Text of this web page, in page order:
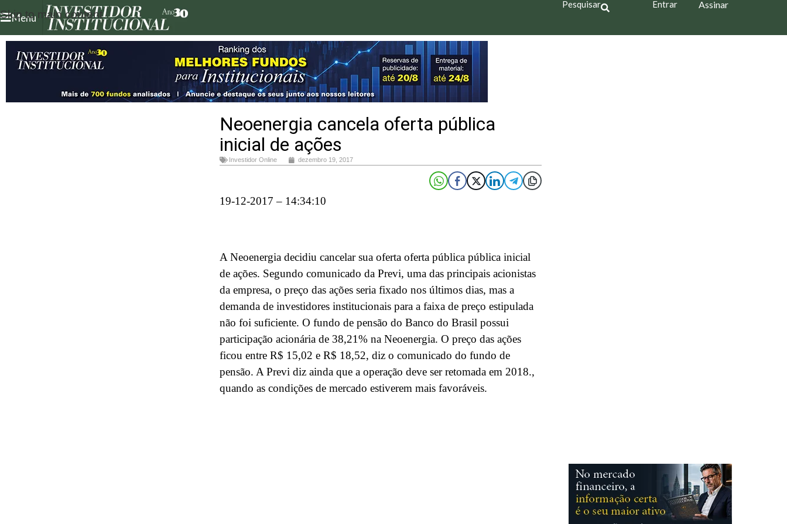
Skip to main content
Menu
Pesquisar Entrar Assinar
Neoenergia cancela oferta pública
inicial de ações
Investidor Online dezembro 19, 2017
19-12-2017 – 14:34:10
A Neoenergia decidiu cancelar sua oferta oferta pública pública inicial
de ações. Segundo comunicado da Previ, uma das principais acionistas
da empresa, o preço das ações seria fixado nos últimos dias, mas a
demanda de investidores institucionais para a faixa de preço estipulada
não foi suficiente. O fundo de pensão do Banco do Brasil possui
participação acionária de 38,21% na Neoenergia. O preço das ações
ficou entre R$ 15,02 e R$ 18,52, diz o comunicado do fundo de
pensão. A Previ diz ainda que a operação deve ser retomada em 2018.,
quando as condições de mercado estiverem mais favoráveis.